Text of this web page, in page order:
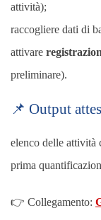
attività);
raccogliere dati di
attivare
preliminare).
📌 Output
elenco delle attività
prima
👉 Collegamento: